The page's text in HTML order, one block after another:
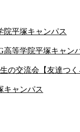
平塚キャンパス
等学院平塚キャン
生の交流会【友達
ャンパス